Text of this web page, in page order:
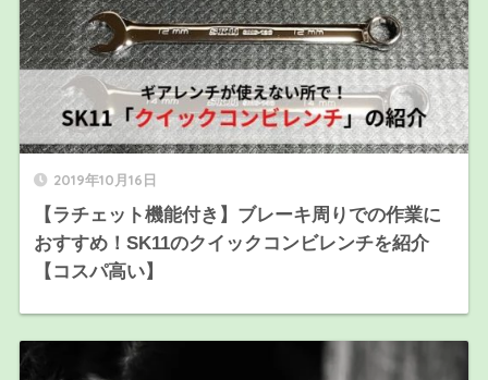
2019年10月16日
【ラチェット機能付き】ブレーキ周りでの作業に
おすすめ！SK11のクイックコンビレンチを紹介
【コスパ高い】